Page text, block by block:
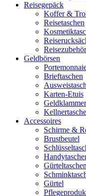
Reisegepäck
Koffer &
Reisetaschen
Reisezubehör
Geldbörsen
Brieftaschen
Karten-Etuis
Accessoires
Schirme &
Brustbeutel
Gürteltaschen
Gürtel